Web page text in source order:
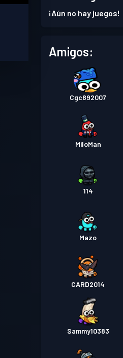
¡Aún no hay juegos!
Amigos:
Cgc892007
MiloMan
114
Mazo
CARD2014
Sammy10383